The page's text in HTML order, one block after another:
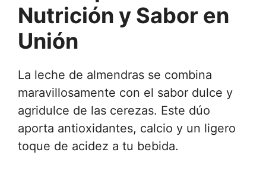
Nutrición y Sabor en
Unión
La leche de almendras se combina
maravillosamente con el sabor dulce y
agridulce de las cerezas. Este dúo
aporta antioxidantes, calcio y un ligero
toque de acidez a tu bebida.